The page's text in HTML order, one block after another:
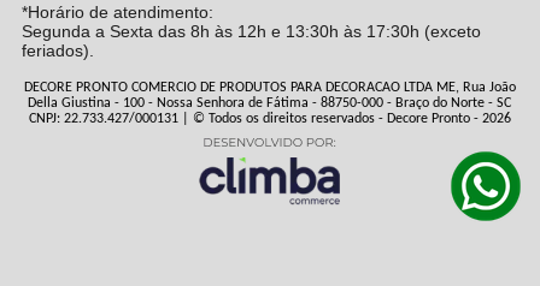
*Horário de atendimento:
Segunda a Sexta das 8h às 12h e 13:30h às 17:30h (exceto
feriados).
DECORE PRONTO COMERCIO DE PRODUTOS PARA DECORACAO LTDA ME, Rua João
Della Giustina - 100 - Nossa Senhora de Fátima - 88750-000 - Braço do Norte - SC
CNPJ: 22.733.427/000131 | © Todos os direitos reservados - Decore Pronto - 2026